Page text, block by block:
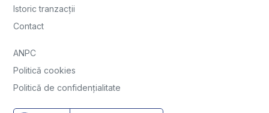
Istoric tranzacții
Contact
ANPC
Politică cookies
Politică de confidențialitate